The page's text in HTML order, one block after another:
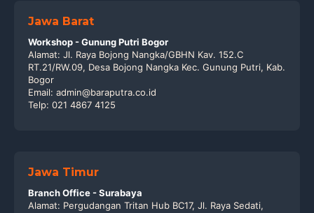
Jawa Barat
Workshop - Gunung Putri Bogor
Alamat: Jl. Raya Bojong Nangka/GBHN Kav. 152.C
RT.21/RW.09, Desa Bojong Nangka Kec. Gunung Putri, Kab.
Bogor
Email: admin@baraputra.co.id
Telp: 021 4867 4125
Jawa Timur
Branch Office - Surabaya
Alamat: Pergudangan Tritan Hub BC17, Jl. Raya Sedati,